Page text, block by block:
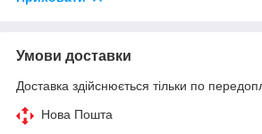
Умови доставки
Доставка здійснюється тільки по
Нова Пошта